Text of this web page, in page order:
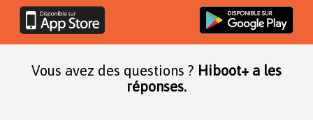
Vous avez des questions ? Hiboot+ a les
réponses.